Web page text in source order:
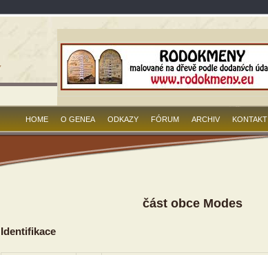
HOME O GENEA ODKAZY FÓRUM ARCHIV KONTAKT
část obce Modes
Identifikace